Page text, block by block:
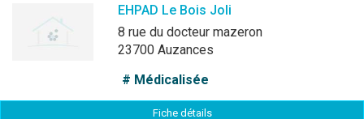
EHPAD Le Bois Joli
8 rue du docteur mazeron
23700 Auzances
# Médicalisée
Fiche détails